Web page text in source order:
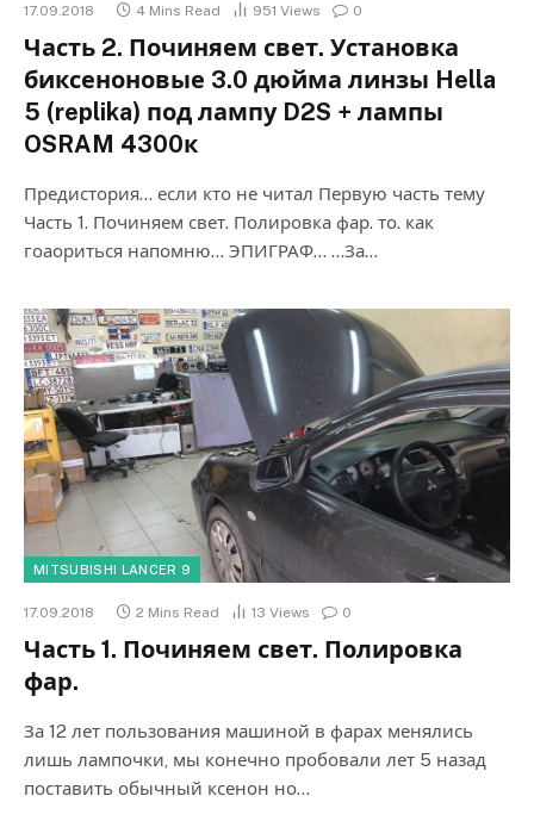
17.09.2018 4 Mins Read 951 Views 0
Часть 2. Починяем свет. Установка
биксеноновые 3.0 дюйма линзы Hella
5 (replika) под лампу D2S + лампы
OSRAM 4300к
Предистория… если кто не читал Первую часть тему
Часть 1. Починяем свет. Полировка фар. то. как
гоаориться напомню… ЭПИГРАФ… …За…
MITSUBISHI LANCER 9
17.09.2018 2 Mins Read 13 Views 0
Часть 1. Починяем свет. Полировка
фар.
За 12 лет пользования машиной в фарах менялись
лишь лампочки, мы конечно пробовали лет 5 назад
поставить обычный ксенон но…